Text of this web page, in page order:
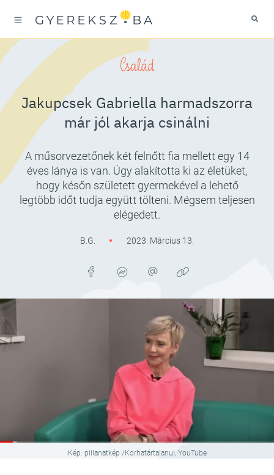
Család
Jakupcsek Gabriella harmadszorra
már jól akarja csinálni
A műsorvezetőnek két felnőtt fia mellett egy 14
éves lánya is van. Úgy alakította ki az életüket,
hogy későn született gyermekével a lehető
legtöbb időt tudja együtt tölteni. Mégsem teljesen
elégedett.
B.G. 2023. Március 13.
Kép: pillanatkép /Korhatártalanul, YouTube